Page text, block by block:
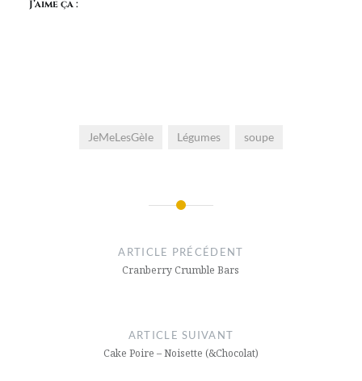
J’aime ça :
JeMeLesGèle Légumes soupe
ARTICLE PRÉCÉDENT
Cranberry Crumble Bars
ARTICLE SUIVANT
Cake Poire – Noisette (&Chocolat)